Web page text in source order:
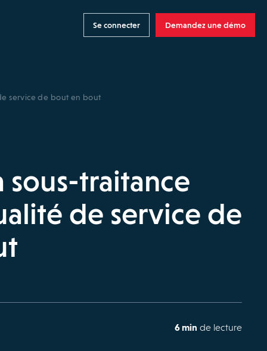
Se connecter Demandez une démo
service de bout en bout
traitance
de service de
6 min de lecture